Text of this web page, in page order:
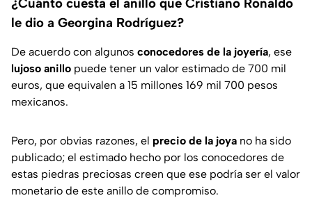
¿Cuánto cuesta el anillo que Cristiano Ronaldo
le dio a Georgina Rodríguez?
De acuerdo con algunos conocedores de la joyería, ese
lujoso anillo puede tener un valor estimado de 700 mil
euros, que equivalen a 15 millones 169 mil 700 pesos
mexicanos.
Pero, por obvias razones, el precio de la joya no ha sido
publicado; el estimado hecho por los conocedores de
estas piedras preciosas creen que ese podría ser el valor
monetario de este anillo de compromiso.